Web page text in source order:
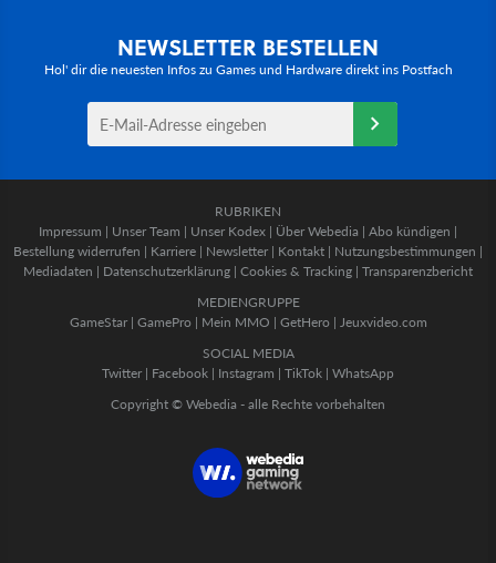
NEWSLETTER BESTELLEN
Hol' dir die neuesten Infos zu Games und Hardware direkt ins Postfach
RUBRIKEN
Impressum | Unser Team | Unser Kodex | Über Webedia | Abo kündigen |
Bestellung widerrufen | Karriere | Newsletter | Kontakt | Nutzungsbestimmungen |
Mediadaten | Datenschutzerklärung | Cookies & Tracking | Transparenzbericht
MEDIENGRUPPE
GameStar| GamePro | Mein MMO | GetHero | Jeuxvideo.com
SOCIAL MEDIA
Twitter | Facebook | Instagram | TikTok | WhatsApp
Copyright © Webedia - alle Rechte vorbehalten